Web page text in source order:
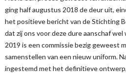
ging half augustus 2018 de deur uit,
het positieve bericht van de Stichting
dat zij ons voor deze dure aanschaf
2019 is een commissie bezig geweest
samenstellen van een nieuw uniform.
ingestemd met het definitieve